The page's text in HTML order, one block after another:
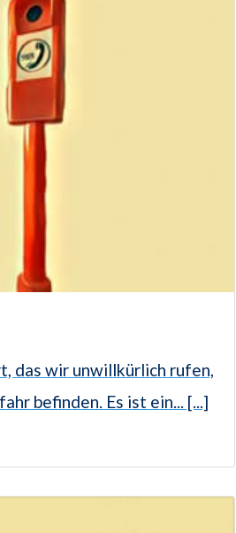
das wir unwillkürlich rufen,
befinden. Es ist ein... [...]